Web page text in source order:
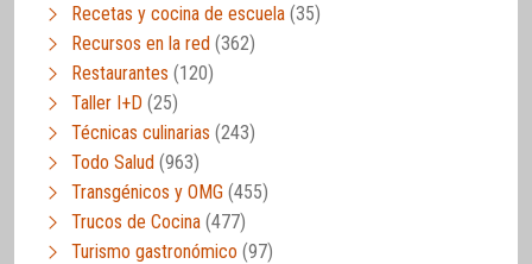
Recetas y cocina de escuela (35)
Recursos en la red (362)
Restaurantes (120)
Taller I+D (25)
Técnicas culinarias (243)
Todo Salud (963)
Transgénicos y OMG (455)
Trucos de Cocina (477)
Turismo gastronómico (97)